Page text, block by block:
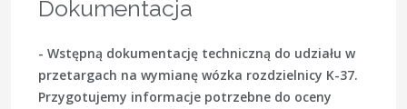
Dokumentacja
- Wstępną dokumentację techniczną do udziału w
przetargach na wymianę wózka rozdzielnicy K-37.
Przygotujemy informacje potrzebne do oceny